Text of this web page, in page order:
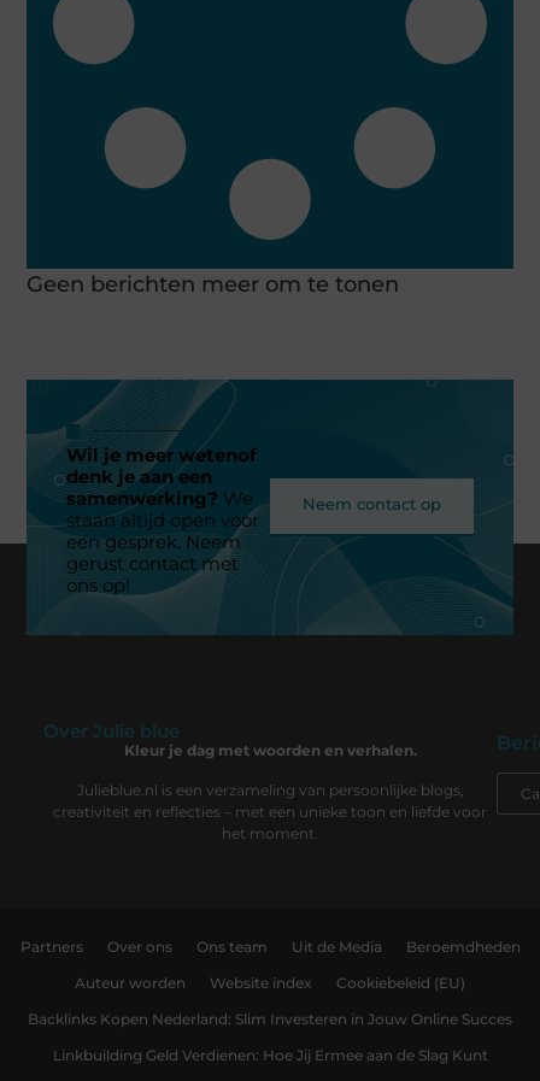
Geen berichten meer om te tonen
Wil je meer wetenof
denk je aan een
samenwerking? We
staan altijd open voor
een gesprek. Neem
gerust contact met
ons op!
Neem contact op
Over Julie blue
Kleur je dag met woorden en verhalen.
Julieblue.nl is een verzameling van persoonlijke blogs,
creativiteit en reflecties – met een unieke toon en liefde voor
het moment.
Partners Over ons Ons team Uit de Media Beroemdheden
Auteur worden Website index Cookiebeleid (EU)
Backlinks Kopen Nederland: Slim Investeren in Jouw Online Succes
Linkbuilding Geld Verdienen: Hoe Jij Ermee aan de Slag Kunt